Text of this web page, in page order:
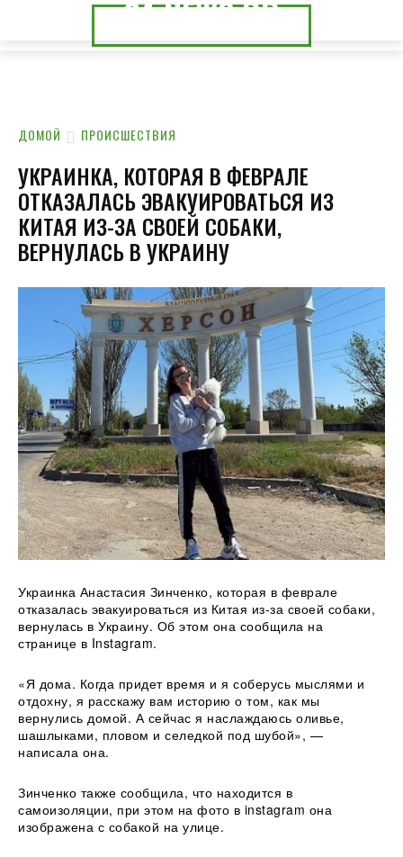
24.NEWS.CK
24.NEWS.DP
ДОМОЙ ПРОИСШЕСТВИЯ
УКРАИНКА, КОТОРАЯ В ФЕВРАЛЕ
ОТКАЗАЛАСЬ ЭВАКУИРОВАТЬСЯ ИЗ
КИТАЯ ИЗ-ЗА СВОЕЙ СОБАКИ,
ВЕРНУЛАСЬ В УКРАИНУ
Украинка Анастасия Зинченко, которая в феврале
отказалась эвакуироваться из Китая из-за своей собаки,
вернулась в Украину. Об этом она сообщила на
странице в Instagram.
«Я дома. Когда придет время и я соберусь мыслями и
отдохну, я расскажу вам историю о том, как мы
вернулись домой. А сейчас я наслаждаюсь оливье,
шашлыками, пловом и селедкой под шубой», —
написала она.
Зинченко также сообщила, что находится в
самоизоляции, при этом на фото в instagram она
изображена с собакой на улице.